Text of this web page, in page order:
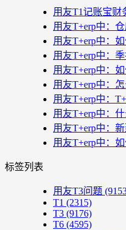
用友T1记账宝财
用友T+erp中：
用友T+erp中：
用友T+erp中：
用友T+erp中：
用友T+erp中：
用友T+erp中：
用友T+erp中：
用友T+erp中：
用友T+erp中：
标签列表
用友T3问题
T1 (2315)
T3 (9176)
T6 (4595)